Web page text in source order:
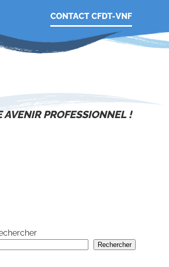
CONTACT CFDT-VNF
AVENIR PROFESSIONNEL !
Rechercher